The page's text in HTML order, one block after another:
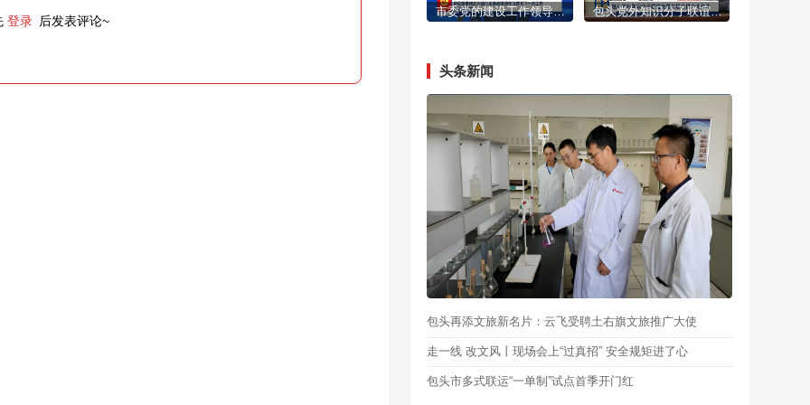
登录 后发表评论~
市委党的建设工作领导小组召开会议 研究部署树立和践行正确政绩观学习教育下一步工作 陈之常主持 包头党外知识分子联谊会第二届会员大会召开
头条新闻
包头再添文旅新名片：云飞受聘土右旗文旅推广大使
走一线 改文风丨现场会上“过真招” 安全规矩进了心
包头市多式联运“一单制”试点首季开门红